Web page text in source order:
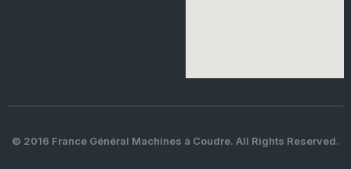
© 2016 France Général Machines à Coudre. All Rights Reserved.